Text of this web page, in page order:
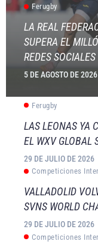
Ferugby
LA REAL
SUPERA EL
REDES SOCIALES
5 DE AGOSTO DE 2026
Ferugby
LAS LEONAS YA
EL WXV GLOBAL
29 DE JULIO DE 2026
Competiciones
VALLADOLID
SVNS WORLD
29 DE JULIO DE 2026
Competiciones